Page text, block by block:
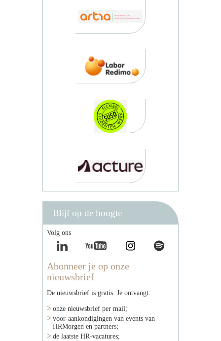
Blijf op de hoogte
Volg ons
Abonneer je op onze
nieuwsbrief
De nieuwsbrief is gratis. Je ontvangt:
onze nieuwsbrief per mail;
voor-aankondigingen van events van
HRMorgen en partners;
de laatste HR-vacatures;